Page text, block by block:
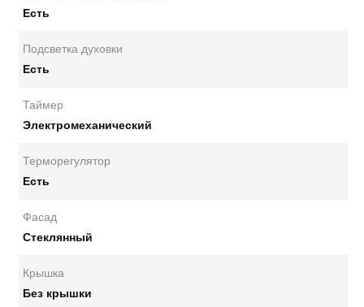
Есть
Подсветка духовки
Есть
Таймер
Электромеханический
Терморегулятор
Есть
Фасад
Стеклянный
Крышка
Без крышки